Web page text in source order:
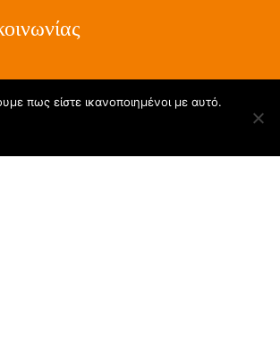
πως είστε ικανοποιημένοι με αυτό.